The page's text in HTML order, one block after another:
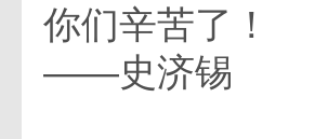
你们辛苦了！
——史济锡